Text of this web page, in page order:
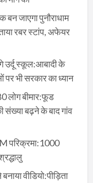
जाएगा पुनौराधाम
रबर स्टांप, अफेयर
उर्दू स्कूल:आबादी के
पर भी सरकार का ध्यान
लोग बीमार:फूड
संख्या बढ़ने के बाद गांव
परिक्रमा:1000
वीडियो:पीड़िता